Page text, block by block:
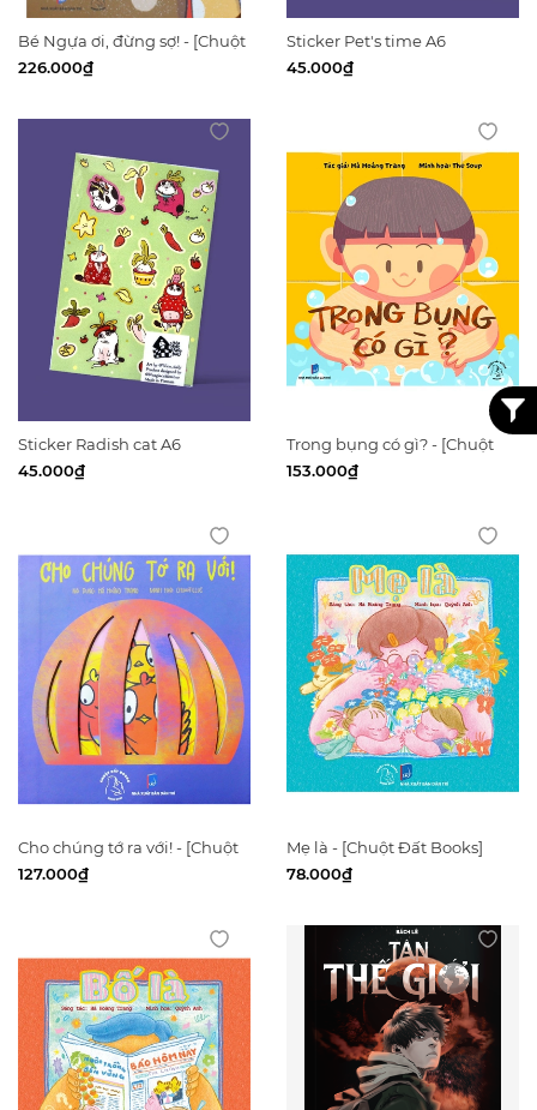
Bé Ngựa ơi, đừng sợ! - [Chuột
Đất Books]
226.000₫
Sticker Pet's time A6
45.000₫
Sticker Radish cat A6
45.000₫
Trong bụng có gì? - [Chuột
Đất Books]
153.000₫
Cho chúng tớ ra với! - [Chuột
Đất Books]
127.000₫
Mẹ là - [Chuột Đất Books]
78.000₫